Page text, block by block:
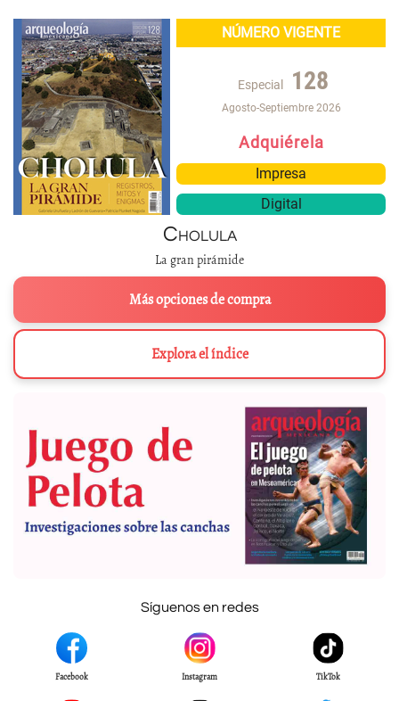
NÚMERO VIGENTE
Especial 128
Agosto-Septiembre 2026
Adquiérela
Impresa
Digital
Cholula
La gran pirámide
Más opciones de compra
Explora el índice
Síguenos en redes
Facebook Instagram TikTok